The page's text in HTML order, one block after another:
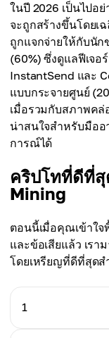
ในปี 2026 เป็นไปอ
จะถูกสร้างขึ้นโดยเ
ถูกแจกจ่ายให้กับนัก
(60%) ซึ่งดูแลฟีเจ
InstantSend และ
แบบกระจายศูนย์
เมื่อรวมกับสภาพคล่
น่าสนใจสำหรับมือ
การณ์ได้
คริปโทที่ดีที่สุ
Mining
ตอนนี้เมื่อคุณเข้าใ
และข้อเสียแล้ว เรา
โดยเหรียญที่ดีที่สุดส
1